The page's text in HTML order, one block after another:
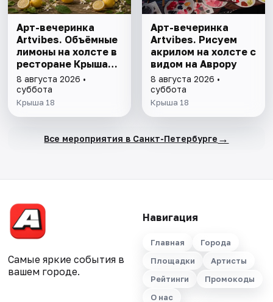
Арт-вечеринка
Artvibes. Объёмные
лимоны на холсте в
ресторане Крыша
18
8 августа 2026 •
суббота
Крыша 18
Арт-вечеринка
Artvibes. Рисуем
акрилом на холсте с
видом на Аврору
8 августа 2026 •
суббота
Крыша 18
Все мероприятия в Санкт-Петербурге →
Самые яркие события в
вашем городе.
Навигация
Главная
Города
Площадки
Артисты
Рейтинги
Промокоды
О нас